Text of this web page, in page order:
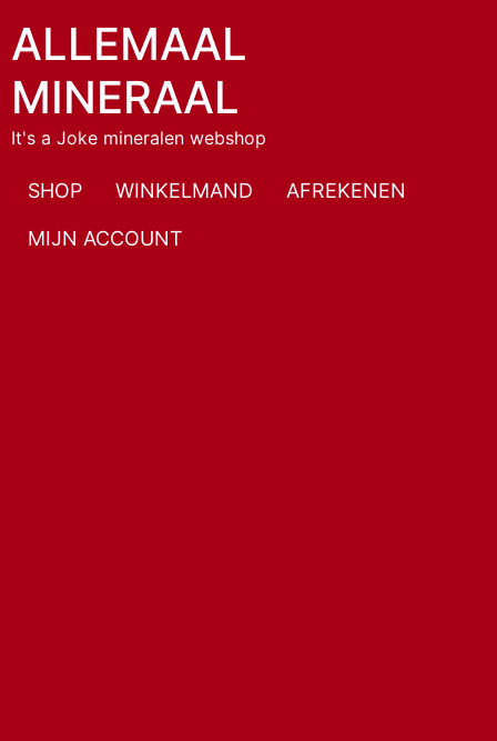
ALLEMAAL
MINERAAL
It's a Joke mineralen webshop
SHOP WINKELMAND AFREKENEN
MIJN ACCOUNT